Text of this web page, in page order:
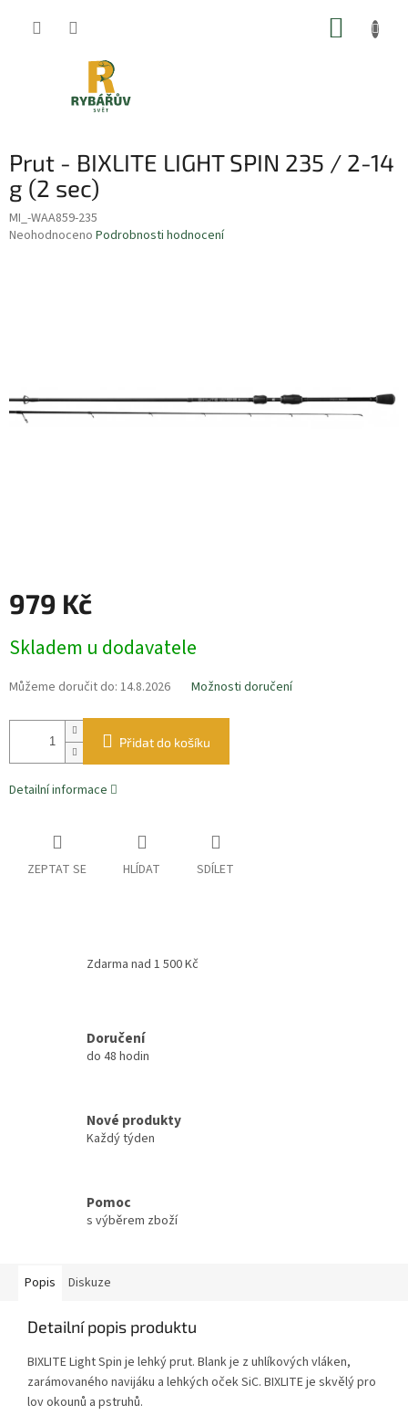
Prut - BIXLITE LIGHT SPIN 235 / 2-14
g (2 sec)
MI_-WAA859-235
Průměrné
Neohodnoceno Podrobnosti hodnocení
979 Kč
cena:
Skladem u dodavatele
Můžeme doručit do: 14.8.2026 Možnosti doručení
Přidat do košíku
Detailní informace
ZEPTAT SE HLÍDAT SDÍLET
Zdarma nad 1 500 Kč
Doručení
do 48 hodin
Nové produkty
Každý týden
Pomoc
s výběrem zboží
Popis Diskuze
Detailní popis produktu
BIXLITE Light Spin je lehký prut. Blank je z uhlíkových vláken,
zarámovaného navijáku a lehkých oček SiC. BIXLITE je skvělý pro
lov okounů a pstruhů.